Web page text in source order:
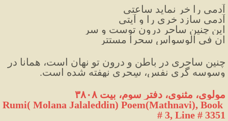
آدمی را خر نماید ساعتی
آدمی سازد خری را و آیتی
این چنین ساحر درون توست و سر
ان فی الوسواس سحرا مستتر
وسوسه گری نفس، سِحری نهفته شده است.
مولوی، مثنوی، دفتر سوم، بیت ۳۸۰۸
Rumi( Molana Jalaleddin) Poem(Mathnavi), Book
# 3, Line # 3351